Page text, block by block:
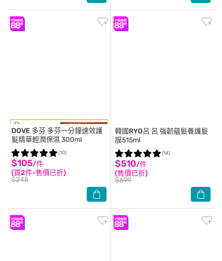
DOVE 多芬 多芬一分鐘速效護
髮精華輕潤保濕 300ml
$105/件
(買2件-售價已折)
$245
(10)
韓國RYO呂 呂 強韌蘊髮養護髮
膜515ml
$510/件
(售價已折)
$699
(14)